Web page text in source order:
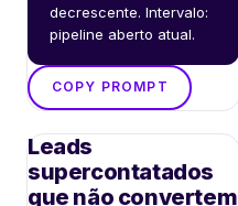
decrescente. Intervalo:
pipeline aberto atual.
COPY PROMPT
Leads
supercontatados
que não convertem